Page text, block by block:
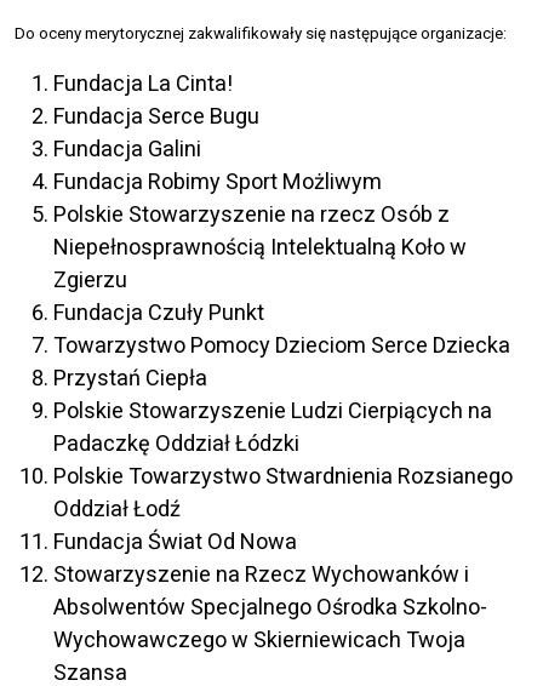
Do oceny merytorycznej zakwalifikowały się następujące organizacje:
Fundacja La Cinta!
Fundacja Serce Bugu
Fundacja Galini
Fundacja Robimy Sport Możliwym
Polskie Stowarzyszenie na rzecz Osób z
Niepełnosprawnością Intelektualną Koło w
Zgierzu
Fundacja Czuły Punkt
Towarzystwo Pomocy Dzieciom Serce Dziecka
Przystań Ciepła
Polskie Stowarzyszenie Ludzi Cierpiących na
Padaczkę Oddział Łódzki
Polskie Towarzystwo Stwardnienia Rozsianego
Oddział Łodź
Fundacja Świat Od Nowa
Stowarzyszenie na Rzecz Wychowanków i
Absolwentów Specjalnego Ośrodka Szkolno-
Wychowawczego w Skierniewicach Twoja
Szansa